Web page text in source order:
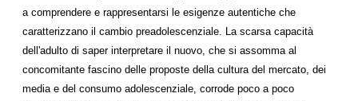
a comprendere e rappresentarsi le esigenze autentiche che
caratterizzano il cambio preadolescenziale. La scarsa capacità
dell'adulto di saper interpretare il nuovo, che si assomma al
concomitante fascino delle proposte della cultura del mercato, dei
media e del consumo adolescenziale, corrode poco a poco